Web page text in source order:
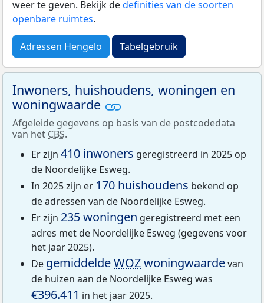
weer te geven. Bekijk dedefinities van de soorten
openbare ruimtes.
Adressen Hengelo Tabelgebruik
Inwoners, huishoudens, woningen en
woningwaarde
Afgeleide gegevens op basis van de postcodedata
van het CBS.
Er zijn 410 inwoners geregistreerd in 2025 op
de Noordelijke Esweg.
In 2025 zijn er 170 huishoudens bekend op
de adressen van de Noordelijke Esweg.
Er zijn 235 woningen geregistreerd met een
adres met de Noordelijke Esweg (gegevens voor
het jaar 2025).
De gemiddeldeWOZwoningwaardevan
de huizen aan de Noordelijke Esweg was
€396.411 in het jaar 2025.